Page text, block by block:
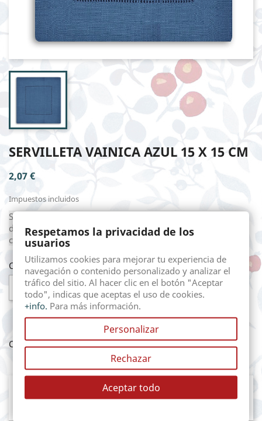
SERVILLETA VAINICA AZUL 15 X 15 CM
2,07 €
Impuestos incluidos
Servilleta de aperitivo en 60% lino 20% viscosa con vainicas
dobles hechas a mano. La medida aproximada de 15 X 15
cm.
Cantidad
 AÑADIR AL CARRITO
Compartir
Mediante pasarela de pago segura del
Respetamos la privacidad de los
usuarios
Utilizamos cookies para mejorar tu experiencia de
navegación o contenido personalizado y analizar el
tráfico del sitio. Al hacer clic en el botón "Aceptar
todo", indicas que aceptas el uso de cookies.
+info. Para más información.
Personalizar
Rechazar
Aceptar todo